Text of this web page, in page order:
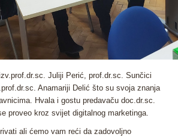
Juliji Perić, prof.dr.sc. Sunčici
Anamariji Delić što su svoja znanja
Hvala i gostu predavaču doc.dr.sc.
proveo kroz svijet digitalnog marketinga.
ali ćemo vam reći da zadovoljno